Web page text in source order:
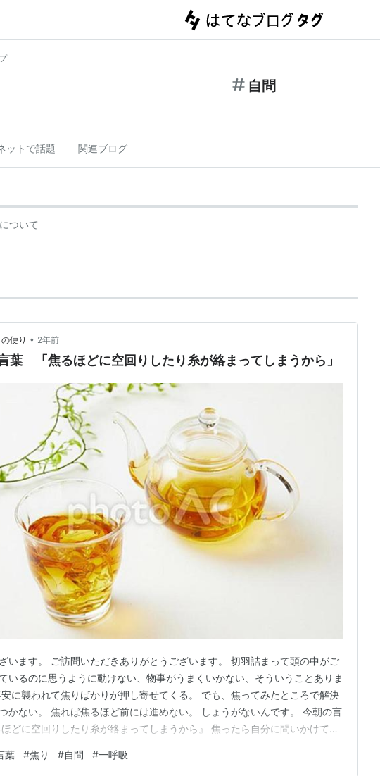
自問
ットで話題 関連ブログ
ついて
便り • 2年前
葉 「焦るほどに空回りしたり糸が絡まってしまうから」
います。 ご訪問いただきありがとうございます。 切羽詰まって頭の中がご
いるのに思うように動けない、物事がうまくいかない、そういうことありま
に襲われて焦りばかりが押し寄せてくる。 でも、焦ってみたところで解決
かない。 焦れば焦るほど前には進めない。 しょうがないんです。 今朝の言
どに空回りしたり糸が絡まってしまうから』 焦ったら自分に問いかけてみ
から目の前の問題から意識を外してみてください。 解決には至らなかった
葉 #焦り #自問 #一呼吸